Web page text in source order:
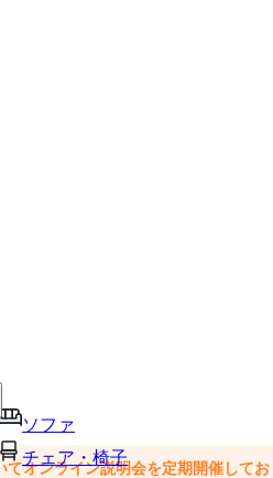
ソファ
チェア・椅子
、カートに追加できます
オンライン説明会を定期開催してお